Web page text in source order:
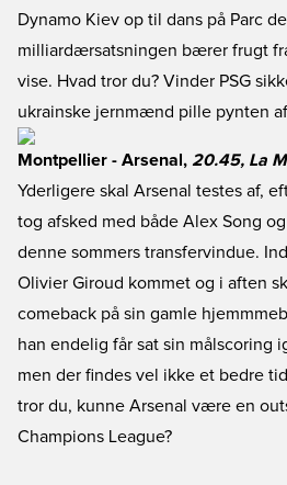
Dynamo Kiev op til dans på Parc
milliardærsatsningen bærer frugt
vise. Hvad tror du? Vinder PSG
ukrainske jernmænd pille pynten
Montpellier - Arsenal, 20.45, La
Yderligere skal Arsenal testes af,
tog afsked med både Alex Song
denne sommers transfervindue.
Olivier Giroud kommet og i aften
comeback på sin gamle
han endelig får sat sin målscoring
men der findes vel ikke et bedre
tror du, kunne Arsenal være en
Champions League?